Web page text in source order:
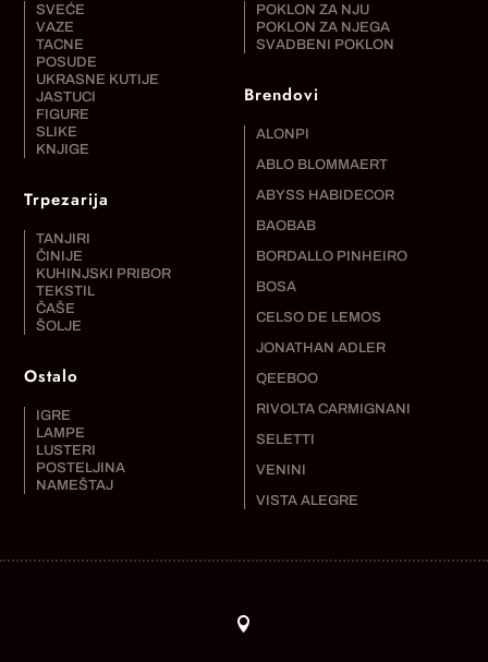
SVEĆE
VAZE
TACNE
POSUDE
UKRASNE KUTIJE
JASTUCI
FIGURE
SLIKE
KNJIGE
Trpezarija
TANJIRI
ČINIJE
KUHINJSKI PRIBOR
TEKSTIL
ČAŠE
ŠOLJE
Ostalo
IGRE
LAMPE
LUSTERI
POSTELJINA
NAMEŠTAJ
POKLON ZA NJU
POKLON ZA NJEGA
SVADBENI POKLON
Brendovi
ALONPI
ABLO BLOMMAERT
ABYSS HABIDECOR
BAOBAB
BORDALLO PINHEIRO
BOSA
CELSO DE LEMOS
JONATHAN ADLER
QEEBOO
RIVOLTA CARMIGNANI
SELETTI
VENINI
VISTA ALEGRE
